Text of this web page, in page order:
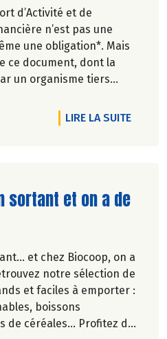
d’Activité et de
n’est pas une
une obligation*. Mais
ce document, dont la
un organisme tiers
parties prenantes
magasins...) et de nos
bio exigeante.
LIRE LA SUITEDE
sortant et on a de
et chez Biocoop, on a
notre sélection de
et faciles à emporter :
boissons
de céréales... Profitez de